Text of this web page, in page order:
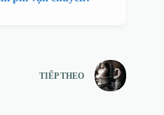
TIẾP THEO